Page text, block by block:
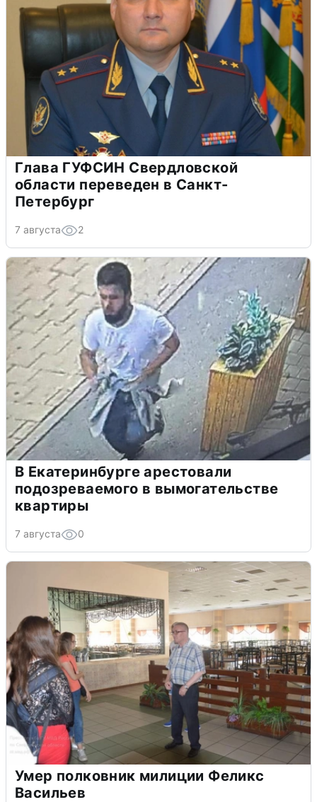
Глава ГУФСИН Свердловской
области переведен в Санкт-
Петербург
7 августа 2
В Екатеринбурге арестовали
подозреваемого в вымогательстве
квартиры
7 августа 0
Умер полковник милиции Феликс
Васильев